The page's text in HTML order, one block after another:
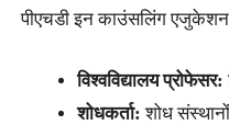
पीएचडी इन काउंसलिंग एजुकेशन
विश्वविद्यालय प्रोफेसर:
शोधकर्ता: शोध